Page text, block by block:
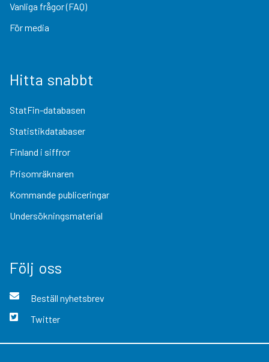
Vanliga frågor (FAQ)
För media
Hitta snabbt
StatFin-databasen
Statistikdatabaser
Finland i siffror
Prisomräknaren
Kommande publiceringar
Undersökningsmaterial
Följ oss
Beställ nyhetsbrev
Twitter